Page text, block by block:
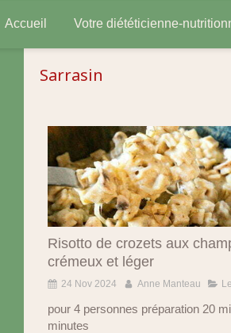
Accueil Votre diététicienne-
Sarrasin
Risotto de crozets aux
crémeux et léger
24 Nov 2024 Anne Manteau
pour 4 personnes préparation 20
minutes